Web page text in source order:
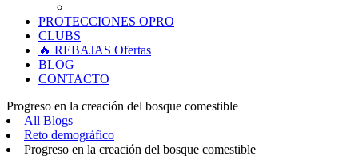
PROTECCIONES OPRO
CLUBS
🔥 REBAJAS Ofertas
BLOG
CONTACTO
Progreso en la creación del bosque comestible
All Blogs
Reto demográfico
Progreso en la creación del bosque comestible